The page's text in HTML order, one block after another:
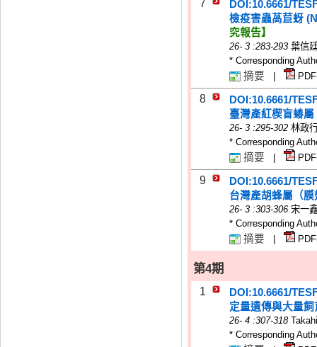
7
DOI:10.6661/
檢疫害蟲萵苣蚜
究報告】
26- 3 :283-293 葉信
* Corresponding
摘要
8
DOI:10.6661/
臺灣產紅楔盲蝽
26- 3 :295-302 林政
* Corresponding
摘要
9
DOI:10.6661/
台灣產胡蜂屬（
26- 3 :303-306 宋一
* Corresponding
摘要
第4期
1
DOI:10.6661/
定量遺傳與大量
26- 4 :307-318
* Corresponding